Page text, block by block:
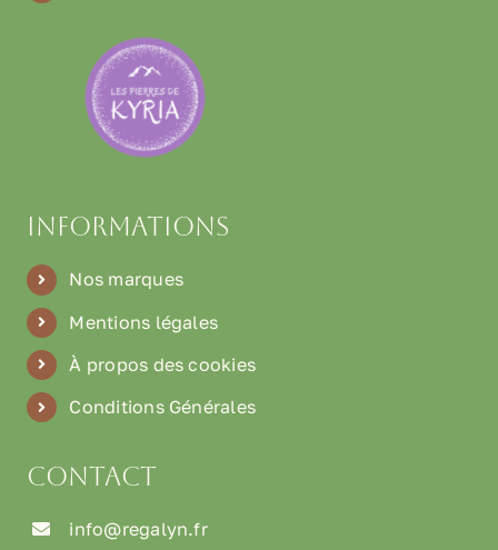
Informations
Nos marques
Mentions légales
À propos des cookies
Conditions Générales
Contact
info@regalyn.fr